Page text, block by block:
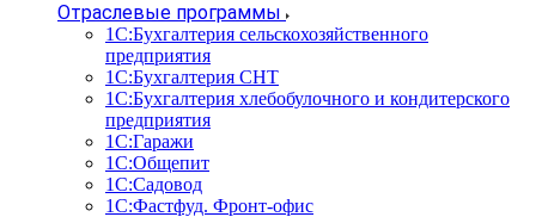
Отраслевые программы
1С:Бухгалтерия сельскохозяйственного
предприятия
1С:Бухгалтерия СНТ
1С:Бухгалтерия хлебобулочного и кондитерского
предприятия
1С:Гаражи
1С:Общепит
1С:Садовод
1С:Фастфуд. Фронт-офис